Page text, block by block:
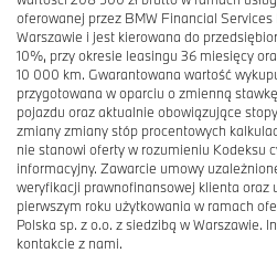
oferowanej przez BMW Financial Services
Warszawie i jest kierowana do
10%, przy okresie leasingu 36 miesięcy
10 000 km. Gwarantowana wartość
przygotowana w oparciu o zmienną
pojazdu oraz aktualnie obowiązujące
zmiany zmiany stóp procentowych
nie stanowi oferty w rozumieniu Kodeksu
informacyjny. Zawarcie umowy
weryfikacji prawnofinansowej klienta oraz
pierwszym roku użytkowania w ramach
Polska sp. z o.o. z siedzibą w Warszawie.
kontakcie z nami.